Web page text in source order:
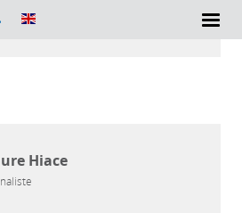
Hiace